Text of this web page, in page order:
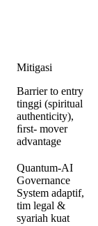
Mitigasi
Barrier to entry
tinggi (spiritual
authenticity),
ﬁrst- mover
advantage
Quantum-AI
Governance
System adaptif,
tim legal &
syariah kuat